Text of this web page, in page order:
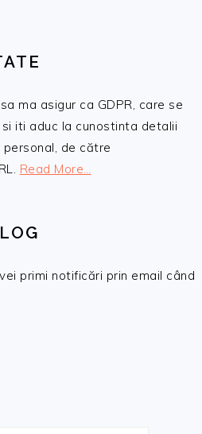
ma asigur ca GDPR, care se
iti aduc la cunostinta detalii
de către
Read More…
primi notificări prin email când